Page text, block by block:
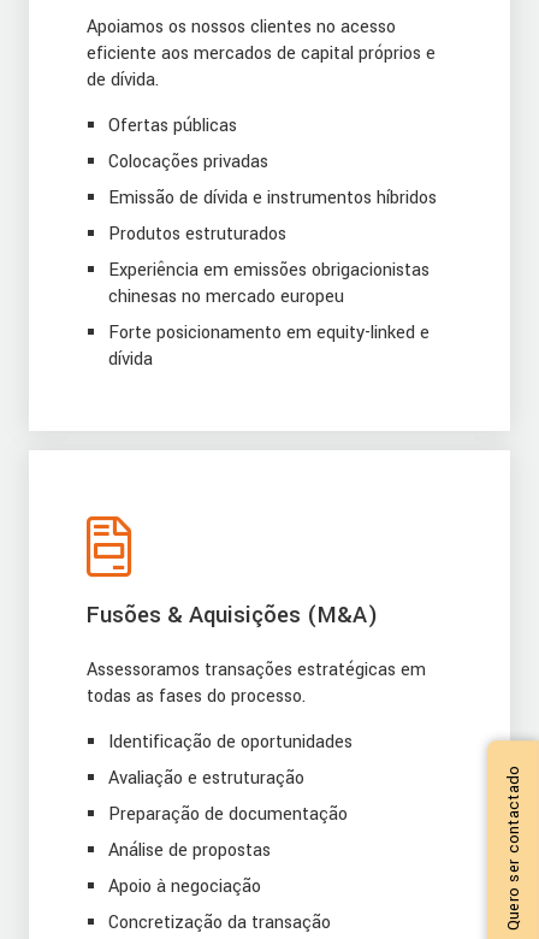
Apoiamos os nossos clientes no acesso
eficiente aos mercados de capital próprios e
de dívida.
Ofertas públicas
Colocações privadas
Emissão de dívida e instrumentos híbridos
Produtos estruturados
Experiência em emissões obrigacionistas
chinesas no mercado europeu
Forte posicionamento em equity-linked e
dívida
Fusões & Aquisições (M&A)
Assessoramos transações estratégicas em
todas as fases do processo.
Identificação de oportunidades
Avaliação e estruturação
Preparação de documentação
Análise de propostas
Apoio à negociação
Concretização da transação
Quero ser contactado